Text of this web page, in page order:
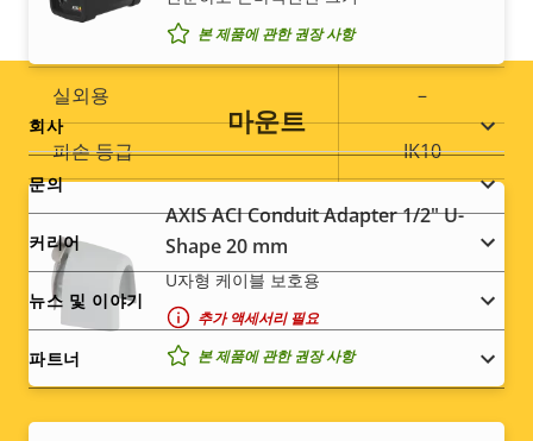
실외용 –
파손 등급 IK10
IP 등급 IP52
재도색 가능
지속 가능성 PVC free
본 제품에 관한 권장 사항
마운트
AXIS ACI Conduit Adapter 1/2" U-
Shape 20 mm
U자형 케이블 보호용
추가 액세서리 필요
본 제품에 관한 권장 사항
Footer
menu
회사
문의
커리어
뉴스 및 이야기
파트너